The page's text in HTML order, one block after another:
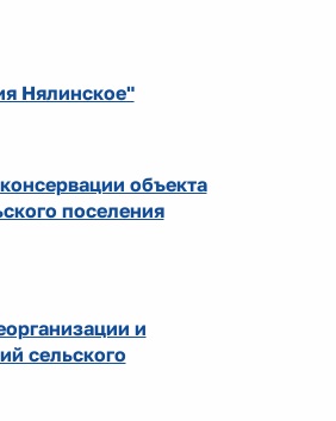
Нялинское"
объекта
поселения
и
сельского